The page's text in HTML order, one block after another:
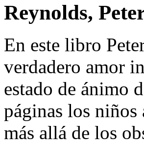
Reynolds,
En este libro
verdadero amor
estado de ánimo
páginas los niños
más allá de los